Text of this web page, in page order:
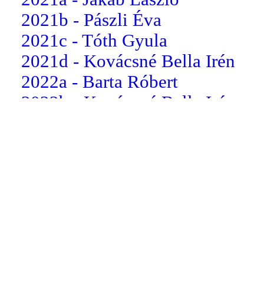
2021b - Pászli Éva
2021c - Tóth Gyula
2021d - Kovácsné Bella Irén
2022a - Barta Róbert
2022b - Kovácsné Bella Irén